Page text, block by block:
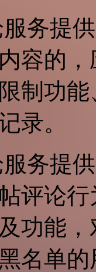
务提
容的
制功
录。
务提
评论
功能
名单